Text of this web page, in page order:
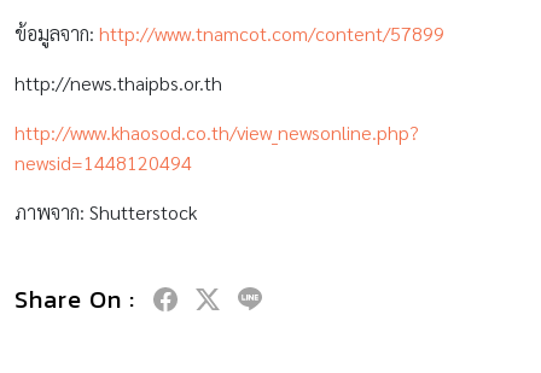
ข้อมูลจาก: http://www.tnamcot.com/content/57899
http://news.thaipbs.or.th
http://www.khaosod.co.th/view_newsonline.php?
newsid=1448120494
ภาพจาก: Shutterstock
Share On :